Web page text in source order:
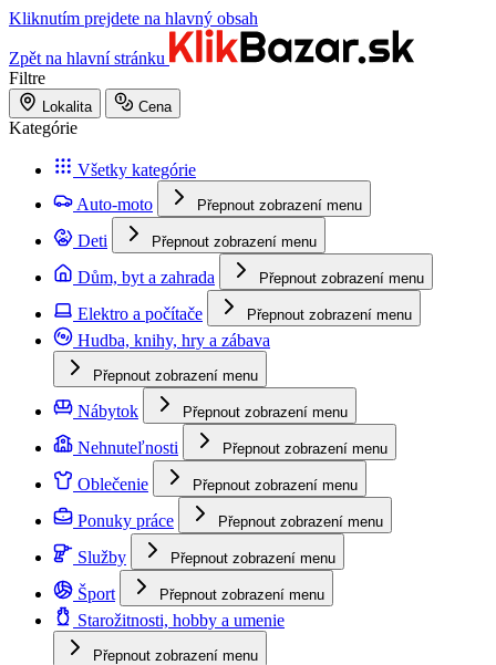
Kliknutím prejdete na hlavný obsah
Zpět na hlavní stránku
Filtre
Lokalita Cena
Kategórie
Všetky kategórie
Auto-moto
Přepnout zobrazení menu
Deti Přepnout zobrazení menu
Dům, byt a zahrada Přepnout zobrazení menu
Elektro a počítače Přepnout zobrazení menu
Hudba, knihy, hry a zábava
Přepnout zobrazení menu
Nábytok Přepnout zobrazení menu
Nehnuteľnosti Přepnout zobrazení menu
Oblečenie Přepnout zobrazení menu
Ponuky práce Přepnout zobrazení menu
Služby Přepnout zobrazení menu
Šport Přepnout zobrazení menu
Starožitnosti, hobby a umenie
Přepnout zobrazení menu